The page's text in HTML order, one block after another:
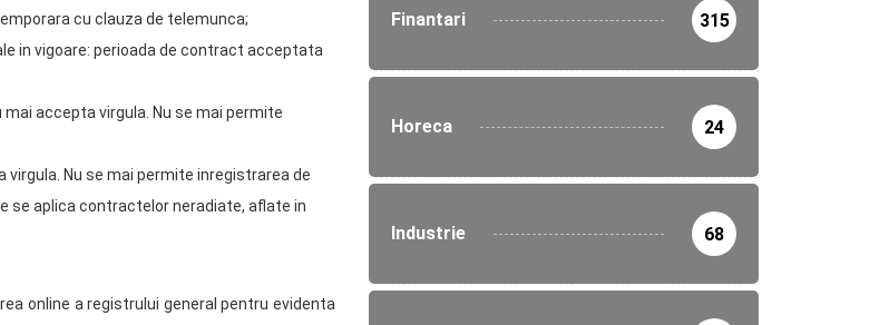
cu clauza de telemunca;
in vigoare: perioada de contract acceptata
accepta virgula. Nu se mai permite
Nu se mai permite inregistrarea de
aplica contractelor neradiate, aflate in
online a registrului general pentru evidenta
Finantari 315
Horeca 24
Industrie 68